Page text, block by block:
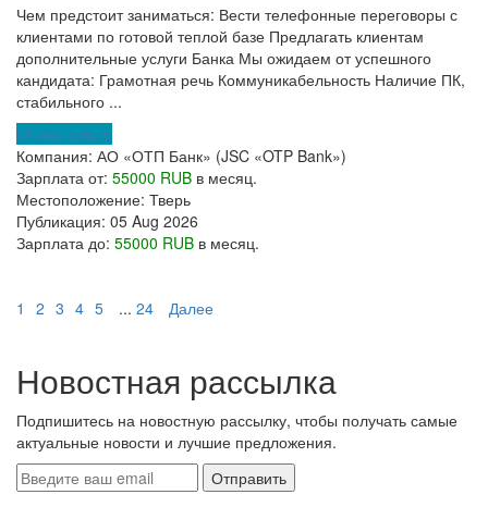
Чем предстоит заниматься: Вести телефонные переговоры с
клиентами по готовой теплой базе Предлагать клиентам
дополнительные услуги Банка Мы ожидаем от успешного
кандидата: Грамотная речь Коммуникабельность Наличие ПК,
стабильного ...
Откликнуться
Компания: АО «ОТП Банк» (JSC «OTP Bank»)
Зарплата от: 55000 RUB в месяц.
Местоположение: Тверь
Публикация: 05 Aug 2026
Зарплата до: 55000 RUB в месяц.
1 2 3 4 5 ... 24 Далее
Новостная рассылка
Подпишитесь на новостную рассылку, чтобы получать самые
актуальные новости и лучшие предложения.